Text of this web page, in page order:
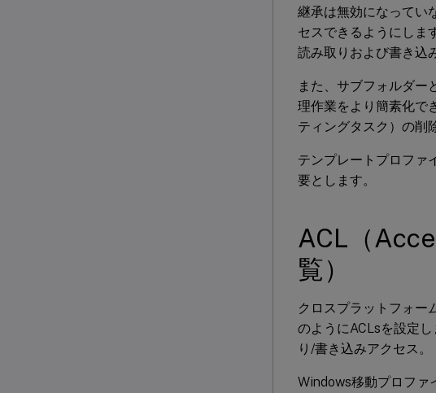
継承は無効になってい
セスできるようにしま
読み取りおよび書き込
また、サブフォルダー
理作業をより簡素化で
ティングタスク）の削
テンプレートプロファ
要とします。
ACL（
覧）
クロスプラットフォー
のようにACLsを設定
り/書き込みアクセス。
Windows移動プロファ